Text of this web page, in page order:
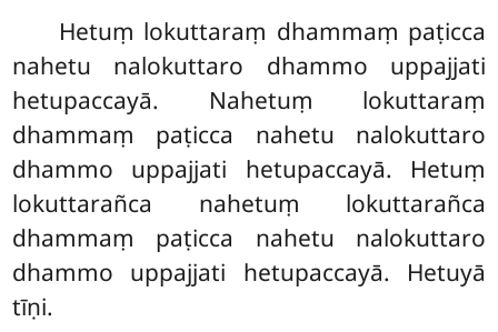
Hetuṃ lokuttaraṃ dhammaṃ paṭicca
nahetu nalokuttaro dhammo uppajjati
hetupaccayā. Nahetuṃ lokuttaraṃ
dhammaṃ paṭicca nahetu nalokuttaro
dhammo uppajjati hetupaccayā. Hetuṃ
lokuttarañca nahetuṃ lokuttarañca
dhammaṃ paṭicca nahetu nalokuttaro
dhammo uppajjati hetupaccayā. Hetuyā
tīṇi.